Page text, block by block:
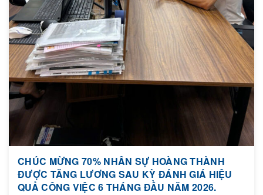
CHÚC MỪNG 70% NHÂN SỰ HOÀNG THÀNH
ĐƯỢC TĂNG LƯƠNG SAU KỲ ĐÁNH GIÁ HIỆU
QUẢ CÔNG VIỆC 6 THÁNG ĐẦU NĂM 2026.